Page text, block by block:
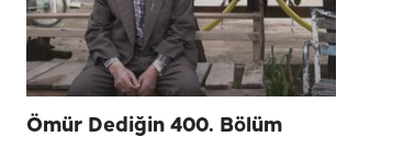
Ömür Dediğin 400. Bölüm